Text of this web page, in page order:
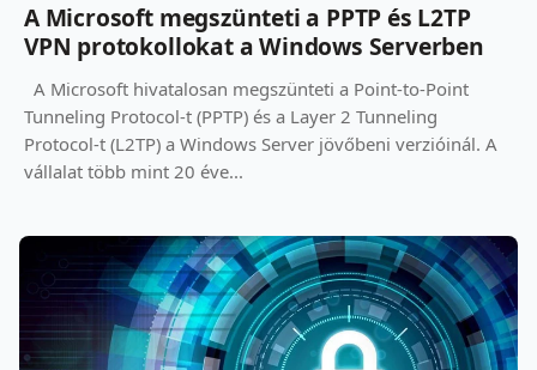
A Microsoft megszünteti a PPTP és L2TP
VPN protokollokat a Windows Serverben
A Microsoft hivatalosan megszünteti a Point-to-Point
Tunneling Protocol-t (PPTP) és a Layer 2 Tunneling
Protocol-t (L2TP) a Windows Server jövőbeni verzióinál. A
vállalat több mint 20 éve...